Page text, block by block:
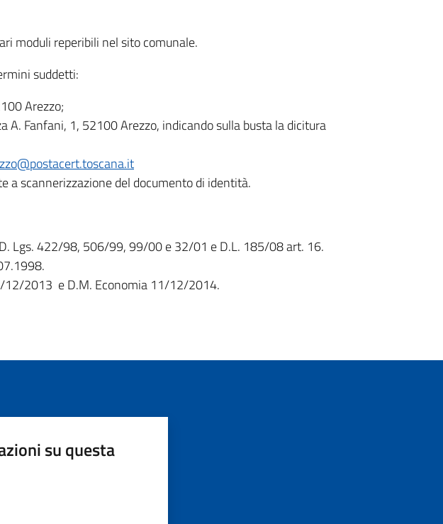
moduli reperibili nel sito comunale.
suddetti:
Arezzo;
Fanfani, 1, 52100 Arezzo, indicando sulla busta la dicitura
a scannerizzazione del documento di identità.
Lgs. 422/98, 506/99, 99/00 e 32/01 e D.L. 185/08 art. 16.
12/2013 e D.M. Economia 11/12/2014.
su questa